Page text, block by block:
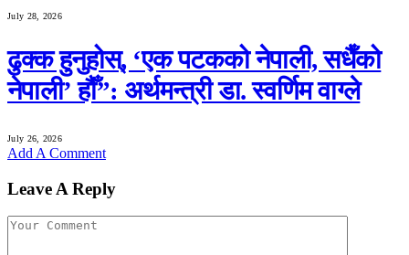
July 28, 2026
ढुक्क हुनुहोस्, ‘एक पटकको नेपाली, सधैँको
नेपाली’ हौँ”: अर्थमन्त्री डा. स्वर्णिम वाग्ले
July 26, 2026
Add A Comment
Leave A Reply